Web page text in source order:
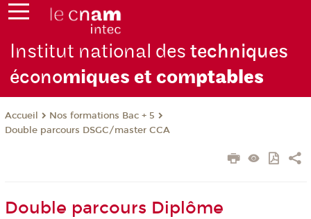
Institut national destechniques
économiques et comptables
Accueil
Nos formations Bac + 5
Double parcours DSGC/master CCA
Double parcours Diplôme